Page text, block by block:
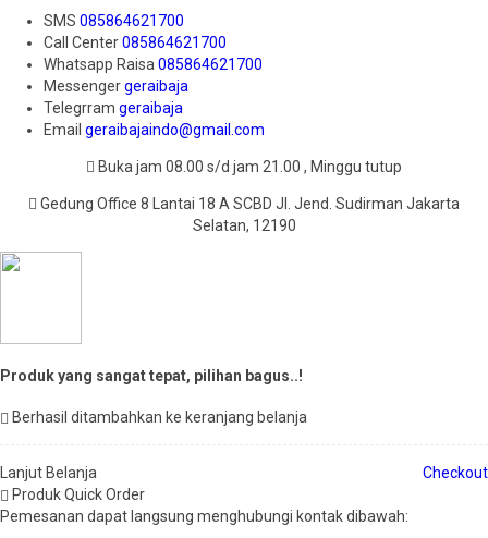
SMS 085864621700
Call Center085864621700
Whatsapp Raisa 085864621700
Messengergeraibaja
Telegrram geraibaja
Email geraibajaindo@gmail.com
Buka jam 08.00 s/d jam 21.00 , Minggu tutup
Gedung Office 8 Lantai 18 A SCBD Jl. Jend. Sudirman Jakarta
Selatan, 12190
Produk yang sangat tepat, pilihan bagus..!
Berhasil ditambahkan ke keranjang belanja
Lanjut Belanja
Checkout
Produk Quick Order
Pemesanan dapat langsung menghubungi kontak dibawah: